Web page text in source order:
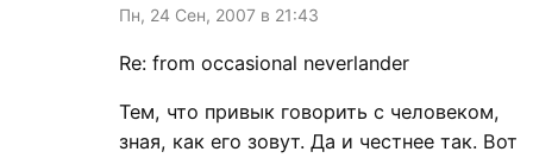
Пн, 24 Сен, 2007 в 21:43
Re: from occasional neverlander
Тем, что привык говорить с человеком,
зная, как его зовут. Да и честнее так. Вот